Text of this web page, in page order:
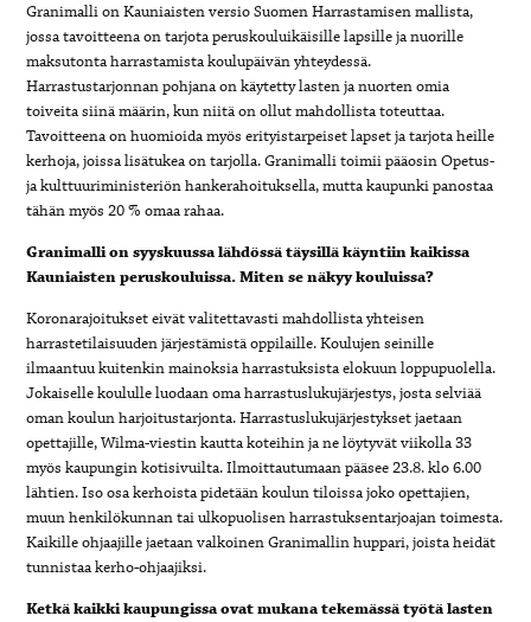
Granimalli on Kauniaisten versio Suomen Harrastamisen mallista,
jossa tavoitteena on tarjota peruskouluikäisille lapsille ja nuorille
maksutonta harrastamista koulupäivän yhteydessä.
Harrastustarjonnan pohjana on käytetty lasten ja nuorten omia
toiveita siinä määrin, kun niitä on ollut mahdollista toteuttaa.
Tavoitteena on huomioida myös erityistarpeiset lapset ja tarjota heille
kerhoja, joissa lisätukea on tarjolla. Granimalli toimii pääosin Opetus-
ja kulttuuriministeriön hankerahoituksella, mutta kaupunki panostaa
tähän myös 20 % omaa rahaa.
Granimalli on syyskuussa lähdössä täysillä käyntiin kaikissa
Kauniaisten peruskouluissa. Miten se näkyy kouluissa?
Koronarajoitukset eivät valitettavasti mahdollista yhteisen
harrastetilaisuuden järjestämistä oppilaille. Koulujen seinille
ilmaantuu kuitenkin mainoksia harrastuksista elokuun loppupuolella.
Jokaiselle koululle luodaan oma harrastuslukujärjestys, josta selviää
oman koulun harjoitustarjonta. Harrastuslukujärjestykset jaetaan
opettajille, Wilma-viestin kautta koteihin ja ne löytyvät viikolla 33
myös kaupungin kotisivuilta. Ilmoittautumaan pääsee 23.8. klo 6.00
lähtien. Iso osa kerhoista pidetään koulun tiloissa joko opettajien,
muun henkilökunnan tai ulkopuolisen harrastuksentarjoajan toimesta.
Kaikille ohjaajille jaetaan valkoinen Granimallin huppari, joista heidät
tunnistaa kerho-ohjaajiksi.
Ketkä kaikki kaupungissa ovat mukana tekemässä työtä lasten